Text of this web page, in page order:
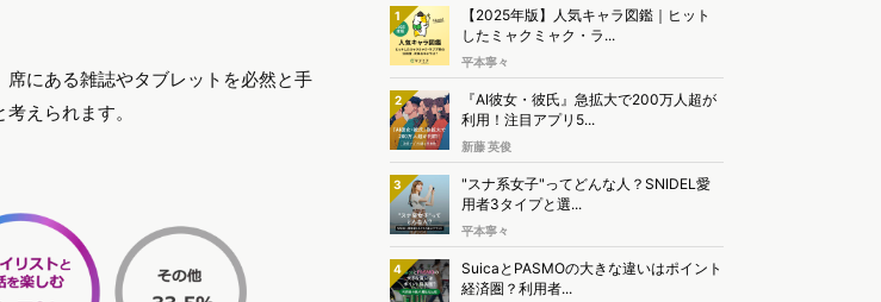
にある雑誌やタブレットを必然と手
えられます。
1
【2025年版】人気キャラ図鑑｜ヒット
したミャクミャク・ラ...
平本寧々
2
『AI彼女・彼氏』急拡大で200万人超が
利用！注目アプリ5...
新藤 英俊
3
"スナ系女子"ってどんな人？SNIDEL愛
用者3タイプと選...
平本寧々
4
SuicaとPASMOの大きな違いはポイント
経済圏？利用者...